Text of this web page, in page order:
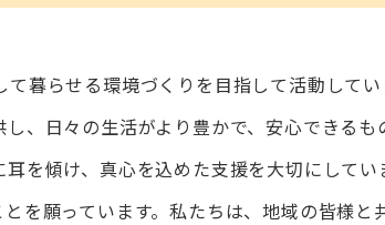
て暮らせる環境づくりを目指して活動して
、日々の生活がより豊かで、安心できるも
を傾け、真心を込めた支援を大切にしてい
を願っています。私たちは、地域の皆様と